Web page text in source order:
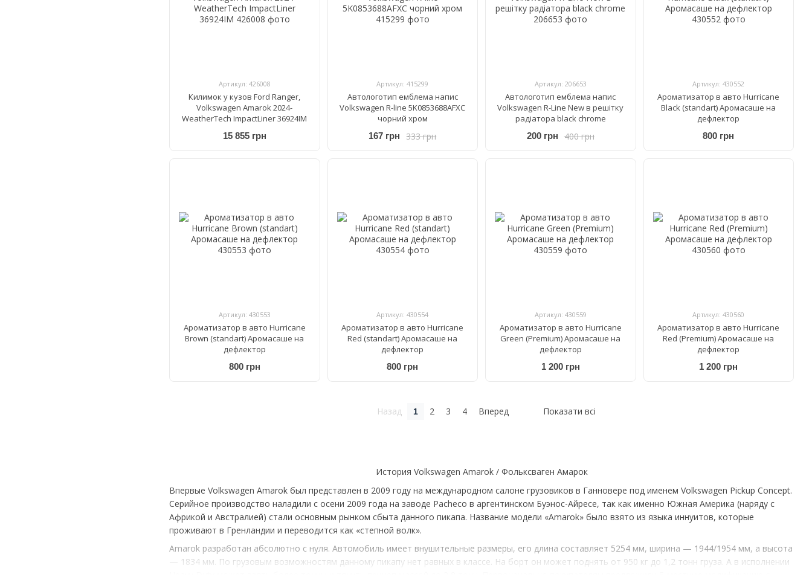
Артикул: 426008
Килимок у кузов Ford Ranger,
Volkswagen Amarok 2024-
WeatherTech ImpactLiner 36924IM
15 855 грн
Артикул: 415299
Автологотип емблема напис
Volkswagen R-line 5K0853688AFXC
чорний хром
333 грн
167 грн
Артикул: 206653
Автологотип емблема напис
Volkswagen R-Line New в решітку
радіатора black chrome
400 грн
200 грн
Артикул: 430552
Ароматизатор в авто Hurricane
Black (standart) Аромасаше на
дефлектор
800 грн
Артикул: 430553
Ароматизатор в авто Hurricane
Brown (standart) Аромасаше на
дефлектор
800 грн
Артикул: 430554
Ароматизатор в авто Hurricane
Red (standart) Аромасаше на
дефлектор
800 грн
Артикул: 430559
Ароматизатор в авто Hurricane
Green (Premium) Аромасаше на
дефлектор
1 200 грн
Артикул: 430560
Ароматизатор в авто Hurricane
Red (Premium) Аромасаше на
дефлектор
1 200 грн
Назад 1 2 3 4 Вперед Показати всі
История Volkswagen Amarok / Фольксваген Амарок
Впервые Volkswagen Amarok был представлен в 2009 году на международном салоне грузовиков в Ганновере под именем Volkswagen Pickup Concept.
Серийное производство наладили с осени 2009 года на заводе Pacheco в аргентинском Буэнос-Айресе, так как именно Южная Америка (наряду с
Африкой и Австралией) стали основным рынком сбыта данного пикапа. Название модели «Amarok» было взято из языка иннуитов, которые
проживают в Гренландии и переводится как «степной волк».
Amarok разработан абсолютно с нуля. Автомобиль имеет внушительные размеры, его длина составляет 5254 мм, ширина — 1944/1954 мм, а высота
— 1834 мм. По грузовым возможностям данному пикапу нет равных в классе. На борт он может поднять от 950 кг до 1,2 тонн груза. А в исполнении